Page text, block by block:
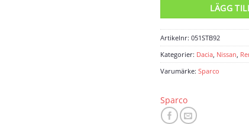
LÄGG
Artikelnr: 051STB92
Kategorier: Dacia, Nissan,
Varumärke: Sparco
Sparco